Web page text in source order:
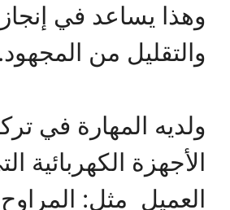
وهذا يساعد في
والتقليل من المجهود.
ولديه المهارة في
الأجهزة الكهربائية
العميل مثل: المراوح